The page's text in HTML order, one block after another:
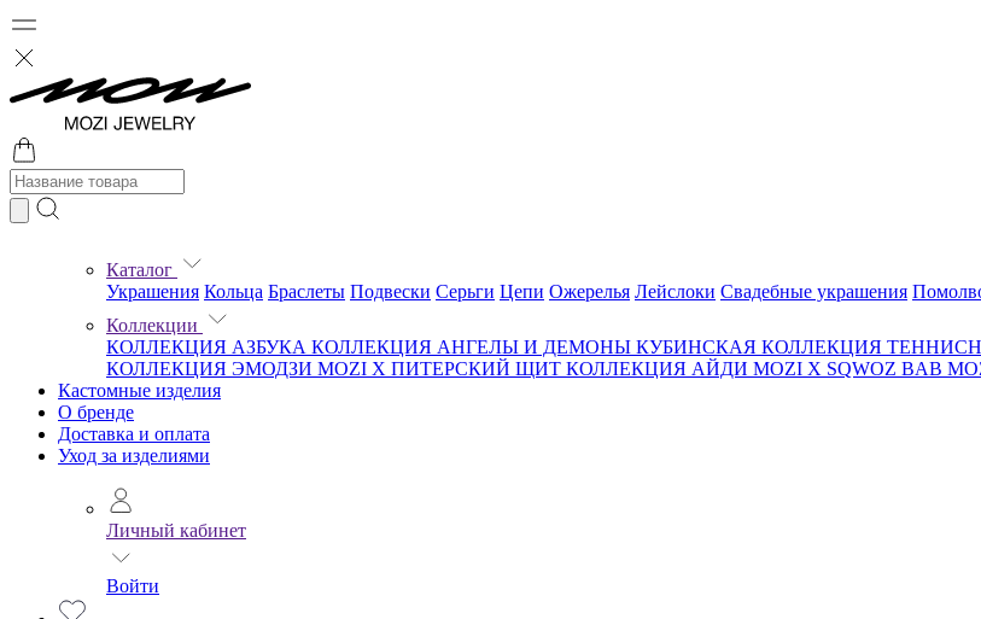
Каталог
Украшения Кольца Браслеты Подвески Серьги Цепи Ожерелья Лейслоки Свадебные украшения
Коллекции
КОЛЛЕКЦИЯ АЗБУКА КОЛЛЕКЦИЯ АНГЕЛЫ И ДЕМОНЫ КУБИНСКАЯ КОЛЛЕКЦИЯ
КОЛЛЕКЦИЯ ЭМОДЗИ MOZI X ПИТЕРСКИЙ ЩИТ КОЛЛЕКЦИЯ АЙДИ MOZI X SQWOZ BAB
Кастомные изделия
О бренде
Доставка и оплата
Уход за изделиями
Личный кабинет
Войти